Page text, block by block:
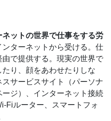
ットの世界で仕事をする労
ターネットから受ける。仕
で提供する。現実の世界で
り、顔をあわせたりしな
スサービスサイト（パーソナ
ジ）、インターネット接続
Fiルーター、スマートフォ